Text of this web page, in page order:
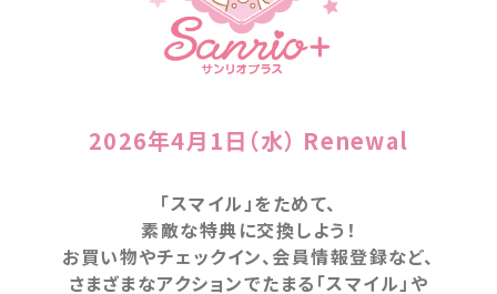
2026年4月1日（水） Renewal
「スマイル」をためて、
素敵な特典に交換しよう！
お買い物やチェックイン、会員情報登録など、
さまざまなアクションでたまる「スマイル」や